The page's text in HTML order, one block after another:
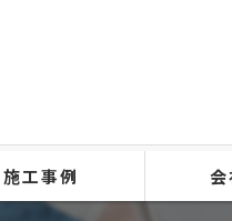
施工事例